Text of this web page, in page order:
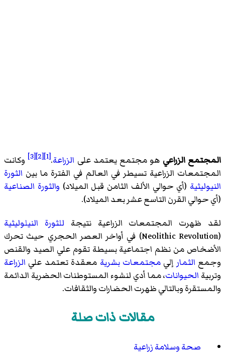
المجتمع الزراعي هو مجتمع يعتمد على الزراعة.
[1]
[2]
[3]
وكانت
المجتمعات الزراعية تسيطر في العالم في الفترة ما بين الثورة
النيوليثية (أي حوالي الألف الثامن قبل الميلاد) والثورة الصناعية
(أي حوالي القرن التاسع عشر بعد الميلاد).
لقد ظهرت المجتمعات الزراعية نتيجة للثورة النيلوليثية
(Neolithic Revolution) في أواخر العصر الحجري حيث تحرك
الأضخاص من نظم اجتماعية بسيطة تقوم علي الصيد والقنص
وجمع الثمار إليمجتمعات بشرية معقدة تعتمد علي الزراعة
وتربية الحيوانات، مما أدي لنشوء المستوطنات الحضرية الدائمة
والمستقرة وبالتالي ظهرت الحضارات والثقافات.
مقالات ذات صلة
صحة وسلامة زراعية